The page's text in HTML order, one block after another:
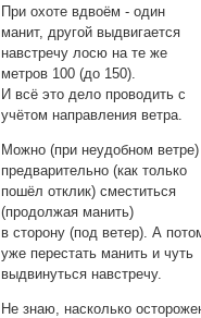
При охоте вдвоём - один
манит, другой выдвигается
навстречу лосю на те же
метров 100 (до 150).
И всё это дело проводить с
учётом направления ветра.
Можно (при неудобном ветре)
предварительно (как только
пошёл отклик) сместиться
(продолжая манить)
в сторону (под ветер). А
уже перестать манить и чуть
выдвинуться навстречу.
Не знаю, насколько